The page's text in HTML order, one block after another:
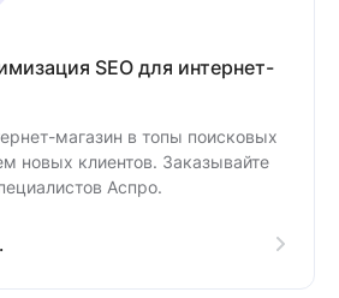
SEO для интернет-
магазин в топы поисковых
новых клиентов. Заказывайте
Аспро.